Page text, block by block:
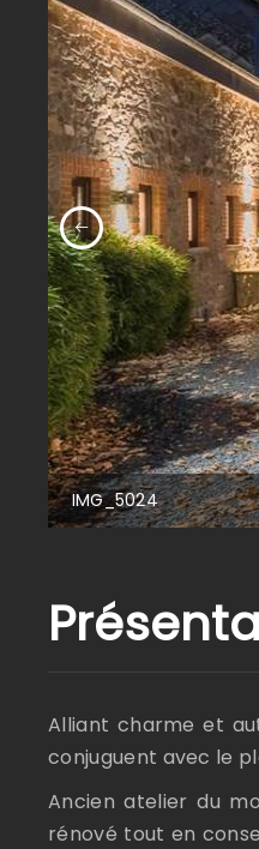
IMG_5024
Alliant charme et
conjuguent avec le
Ancien atelier du
rénové tout en